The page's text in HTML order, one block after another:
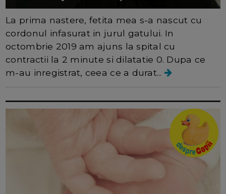
La prima nastere, fetita mea s-a nascut cu
cordonul infasurat in jurul gatului. In
octombrie 2019 am ajuns la spital cu
contractii la 2 minute si dilatatie 0. Dupa ce
m-au inregistrat, ceea ce a durat...